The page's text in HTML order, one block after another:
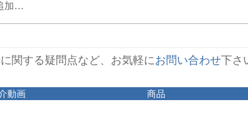
れる酸素の量で表し
が高ければ、生物
れる。 BODの分析
大きくバラつく。同
ルでも、依頼する測
いわれる。また、F/M
こともある。 BOD汚
加…
関する疑問点など、お気軽にお問い合わせ下さ
動画 商品